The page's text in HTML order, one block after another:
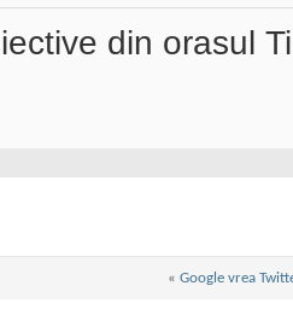
din orasul
« Google vrea